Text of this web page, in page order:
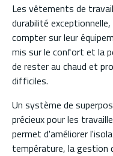
Les vêtements de
durabilité
compter sur leur
mis sur le confort et la
de rester au chaud et
difficiles.
Un système de
précieux pour les
permet d'améliorer
température, la gestion